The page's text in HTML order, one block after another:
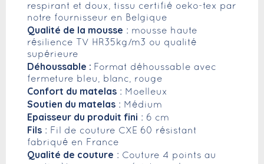
respirant et doux, tissu certifié oeko-tex par
notre fournisseur en Belgique
Qualité de la mousse : mousse haute
résilience TV HR35kg/m3 ou qualité
supérieure
Déhoussable : Format déhoussable avec
fermeture bleu, blanc, rouge
Confort du matelas : Moelleux
Soutien du matelas : Médium
Epaisseur du produit fini : 6 cm
Fils : Fil de couture CXE 60 résistant
fabriqué en France
Qualité de couture : Couture 4 points au